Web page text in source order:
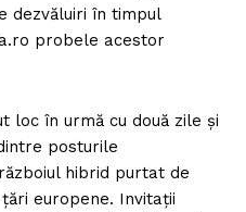
dezvăluiri în timpul
probele acestor
loc în urmă cu două zile și
posturile
hibrid purtat de
europene. Invitații